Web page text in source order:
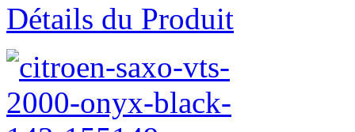
Détails du Produit